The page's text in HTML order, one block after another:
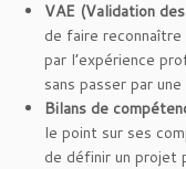
VAE (Validation
de faire
par l’expérience
sans passer par
Bilans de
le point sur ses
de définir un projet